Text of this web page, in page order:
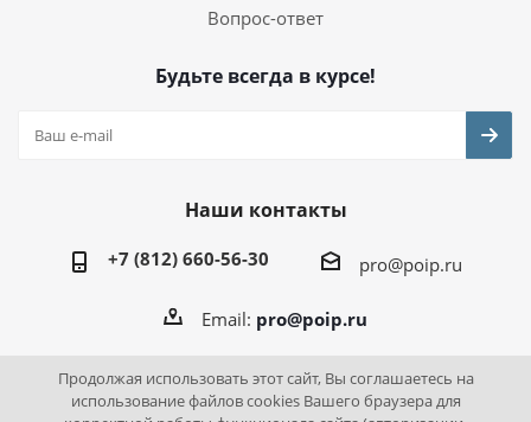
Вопрос-ответ
Будьте всегда в курсе!
Наши контакты
+7 (812) 660-56-30 pro@poip.ru
Email: pro@poip.ru
Продолжая использовать этот сайт, Вы соглашаетесь на
использование файлов cookies Вашего браузера для